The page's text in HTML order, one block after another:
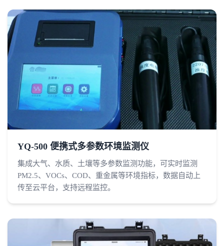
YQ-500 便携式多参数环境监测仪
集成大气、水质、土壤等多参数监测功能，可实时监测
PM2.5、VOCs、COD、重金属等环境指标，数据自动上
传至云平台，支持远程监控。